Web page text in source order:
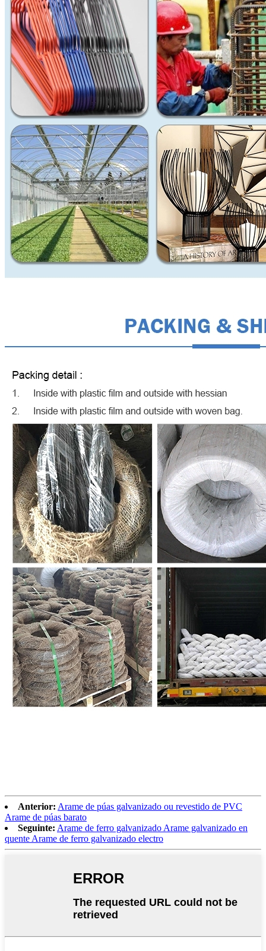
Anterior: Arame de púas galvanizado ou revestido de PVC
Arame de púas barato
Seguinte: Arame de ferro galvanizado Arame galvanizado en
quente Arame de ferro galvanizado electro